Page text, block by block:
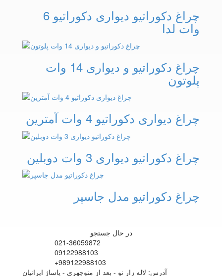
چراغ دکوراتیو دیواری دکوراتیو 6
وات لدا
چراغ دکوراتیو و دیواری 14 وات
پلوتون
چراغ دیواری دکوراتیو 4 وات آمترین
چراغ دکوراتیو دیواری 3 وات دوبلین
چراغ دکوراتیو مدل جاسپر
در حال جستجو
021-36059872
09122988103
+989122988103
آدرس: لاله زار نو - بعد از منوچهری - پاساژ ایرانیان